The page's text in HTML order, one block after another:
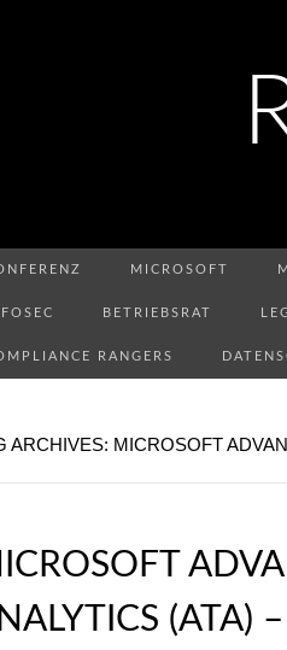
MICROSOFT
BETRIEBSRAT
RANGERS
ARCHIVES: MICROSOFT
(ATA)